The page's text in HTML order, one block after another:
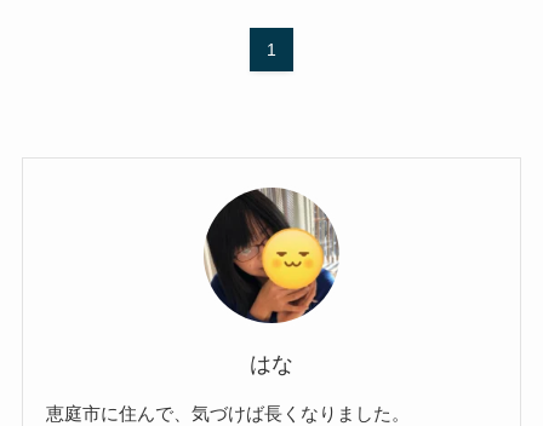
1
はな
恵庭市に住んで、気づけば長くなりました。